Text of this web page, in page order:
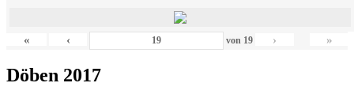
« ‹ von 19 › »
Döben 2017